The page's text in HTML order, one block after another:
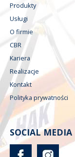
Produkty
Usługi
O firmie
CBR
Kariera
Realizacje
Kontakt
Polityka prywatności
SOCIAL MEDIA